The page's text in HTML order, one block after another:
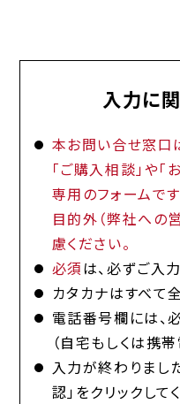
入力に
本お問い合せ窓口
「ご購入相談」や
専用のフォームです
目的外（弊社への
慮ください。
必須は、必ずご入
カタカナはすべて
電話番号欄には、
（自宅もしくは携
入力が終わりまし
認」をクリックして